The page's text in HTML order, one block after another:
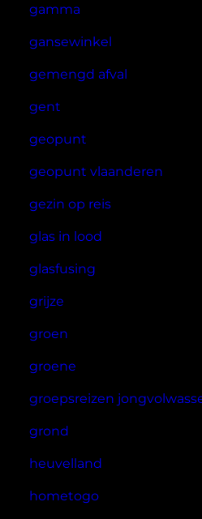
gamma
gansewinkel
gemengd afval
gent
geopunt
geopunt vlaanderen
gezin op reis
glas in lood
glasfusing
grijze
groen
groene
groepsreizen
grond
heuvelland
hometogo